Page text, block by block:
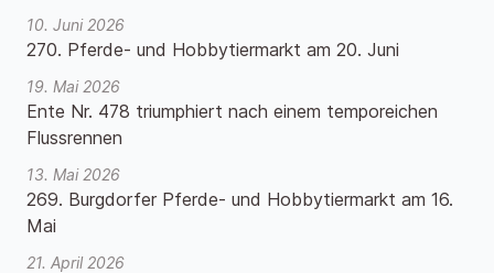
10. Juni 2026
270. Pferde- und Hobbytiermarkt am 20. Juni
19. Mai 2026
Ente Nr. 478 triumphiert nach einem temporeichen
Flussrennen
13. Mai 2026
269. Burgdorfer Pferde- und Hobbytiermarkt am 16.
Mai
21. April 2026